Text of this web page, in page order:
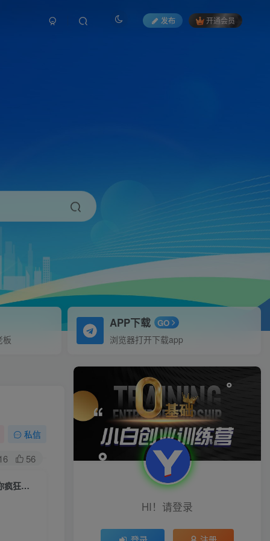
发布 开通会员
板
APP下载 GO
浏览器打开下载app
私信
56
大齐人性认知成长课，在红尘中建立你的世界观人生观价值观，52节课带你疯狂成长
HI！请登录